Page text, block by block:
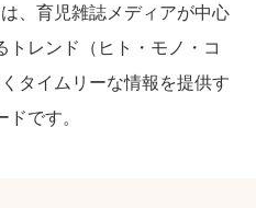
、育児雑誌メディアが中心
トレンド（ヒト・モノ・コ
タイムリーな情報を提供す
ドです。